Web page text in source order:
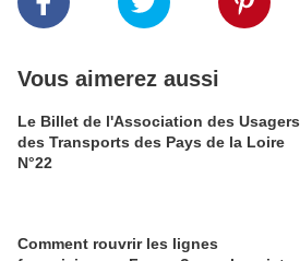
Vous aimerez aussi
Le Billet de l'Association des Usagers
des Transports des Pays de la Loire
N°22
Comment rouvrir les lignes